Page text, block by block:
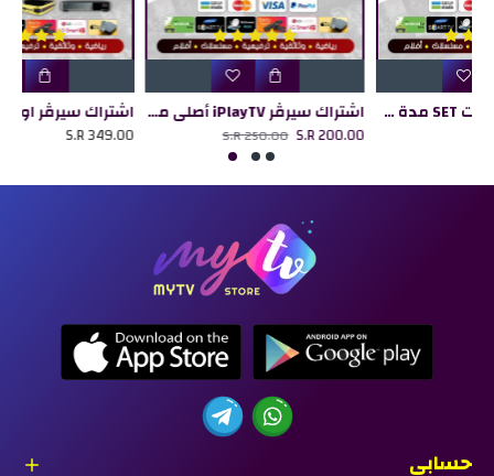
اشتراك سيرڤر اونلاين Online TV مدة 12 شهر اشتراك سيرڤر LeezTV Go أصلي مدة 12 شهر
S.R 185.00
حسابي